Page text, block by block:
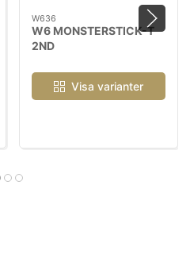
W636
W6 MONSTERSTICK-T
2ND
Visa varianter